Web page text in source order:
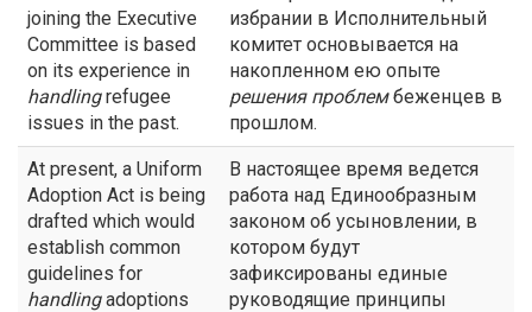
joining the Executive
Committee is based
on its experience in
handlingrefugee
issues in the past.
избрании в Исполнительный
комитет основывается на
накопленном ею опыте
решенияпроблембеженцев в
прошлом.
At present, a Uniform
Adoption Act is being
drafted which would
establish common
guidelines for
handlingadoptions
В настоящее время ведется
работа над Единообразным
законом об усыновлении, в
котором будут
зафиксированы единые
руководящие принципы